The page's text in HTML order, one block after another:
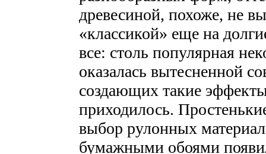
древесиной, похоже, не
«классикой» еще на
все: столь популярная
оказалась вытесненной
создающих такие
приходилось.
выбор рулонных
бумажными обоями